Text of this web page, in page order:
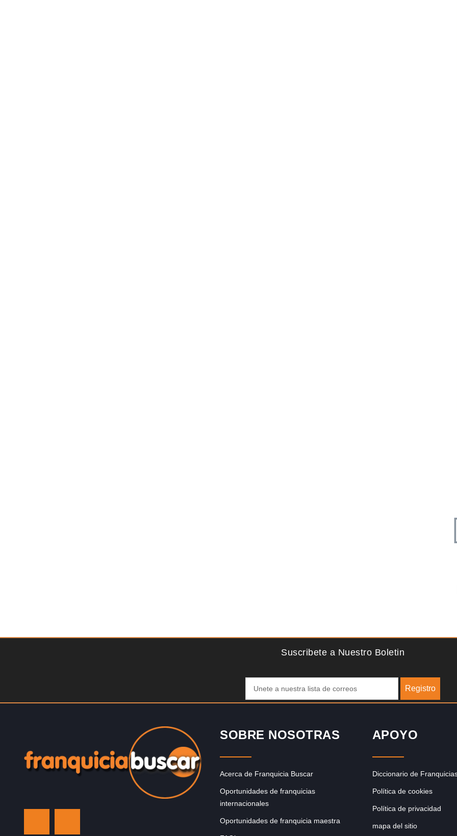
franquicia ateniense y benefíciese de…
1976, Eye Level ha…
Suscribete a Nuestro Boletin
Registro
SOBRE NOSOTRAS
Acerca de Franquicia Buscar
Oportunidades de franquicias
internacionales
Oportunidades de franquicia maestra
APOYO
Diccionario de
Política de cookies
Política de privacidad
mapa del sitio